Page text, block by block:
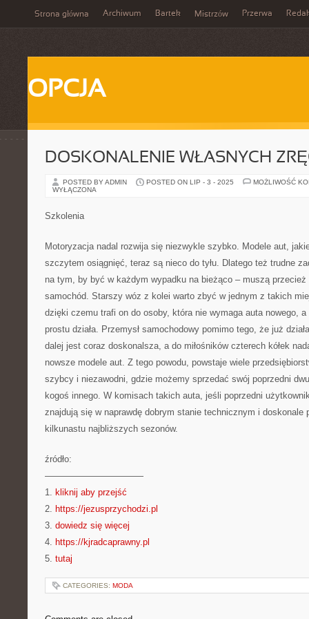
Strona główna Archiwum Bartek Mistrzów Przerwa
OPCJA
DOSKONALENIE WŁASNYCH
POSTED BY ADMIN POSTED ON LIP - 3 - 2025
MOŻLIWOŚĆ
WYŁĄCZONA
Szkolenia
Motoryzacja nadal rozwija się niezwykle szybko. Modele aut,
szczytem osiągnięć, teraz są nieco do tyłu. Dlatego też trudne
na tym, by być w każdym wypadku na bieżąco – muszą
samochód. Starszy wóz z kolei warto zbyć w jednym z takich
dzięki czemu trafi on do osoby, która nie wymaga auta nowego,
prostu działa. Przemysł samochodowy pomimo tego, że już
dalej jest coraz doskonalsza, a do miłośników czterech kółek
nowsze modele aut. Z tego powodu, powstaje wiele
szybcy i niezawodni, gdzie możemy sprzedać swój poprzedni
kogoś innego. W komisach takich auta, jeśli poprzedni
znajdują się w naprawdę dobrym stanie technicznym i doskonale
kilkunastu najbliższych sezonów.
źródło:
———————————
1. kliknij aby przejść
2. https://jezusprzychodzi.pl
3. dowiedz się więcej
4. https://kjradcaprawny.pl
5. tutaj
CATEGORIES: MODA